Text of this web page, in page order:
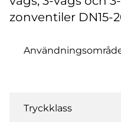
zonventiler DN15-
Tryckklass